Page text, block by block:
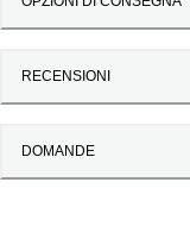
RECENSIONI
DOMANDE